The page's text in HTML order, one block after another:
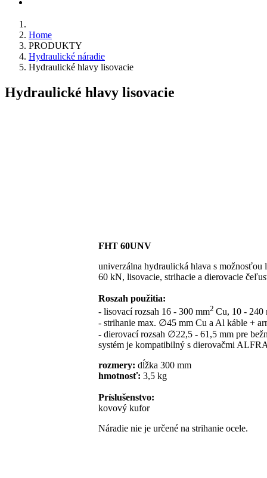
Home
PRODUKTY
Hydraulické náradie
Hydraulické hlavy lisovacie
Hydraulické hlavy lisovacie
FHT 60UNV
univerzálna hydraulická hlava s možnosťou
60 kN, lisovacie, strihacie a dierovacie
Roszah použitia:
- lisovací rozsah 16 - 300 mm2 Cu, 10 - 240
- strihanie max. ∅45 mm Cu a Al káble +
- dierovací rozsah ∅22,5 - 61,5 mm pre
systém je kompatibilný s dierovačmi
rozmery: dĺžka 300 mm
hmotnosť: 3,5 kg
Príslušenstvo:
kovový kufor
Náradie nie je určené na strihanie ocele.